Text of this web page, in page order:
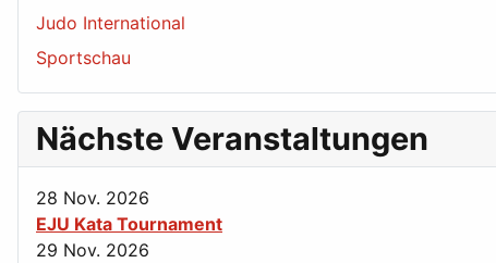
Judo International
Sportschau
Nächste Veranstaltungen
28 Nov. 2026
EJU Kata Tournament
29 Nov. 2026